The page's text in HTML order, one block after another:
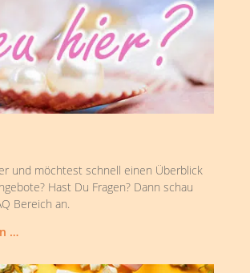
und möchtest schnell einen Überblick
Hast Du Fragen? Dann schau
Bereich an.
…